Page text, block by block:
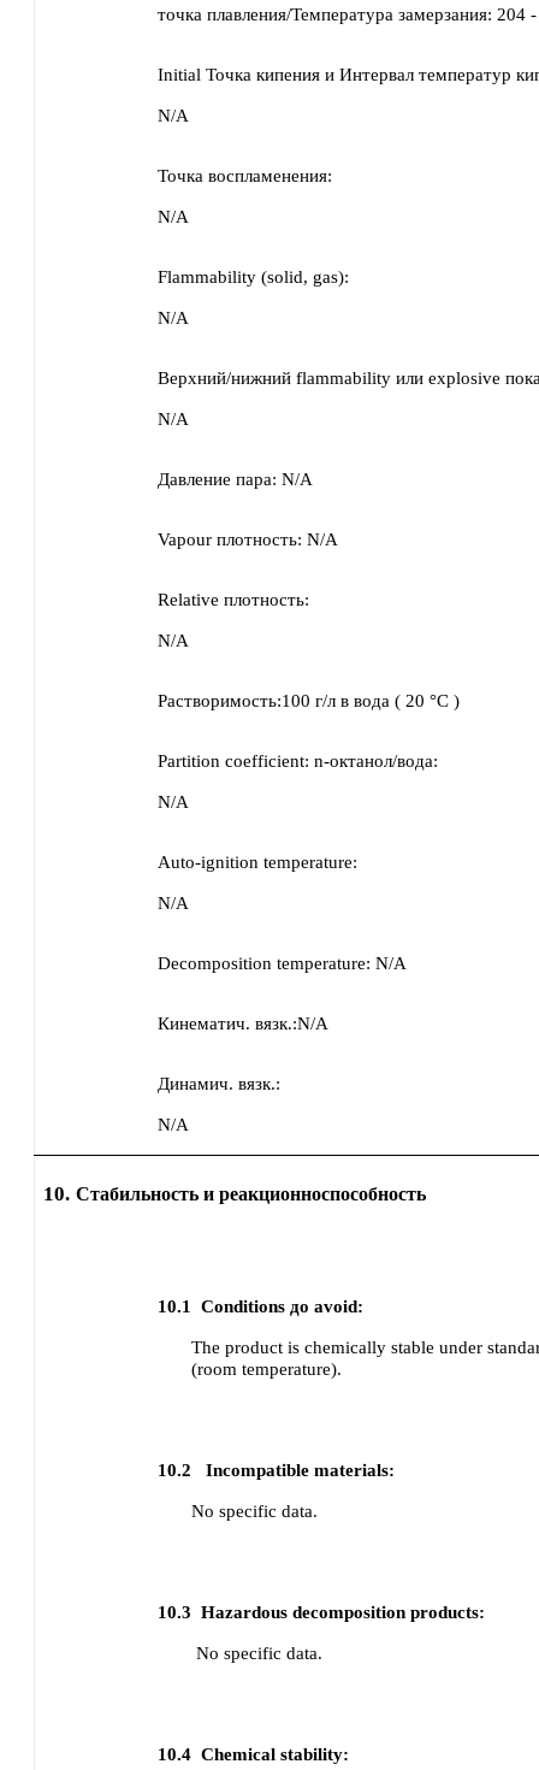
точка плавления/Температура замерзания: 204
Initial Точка кипения и Интервал температур
N/A
Точка воспламенения:
N/A
Flammability (solid, gas):
N/A
Верхний/нижний flammability или explosive
N/A
Давление пара: N/A
Vapour плотность: N/A
Relative плотность:
N/A
Растворимость:100 г/л в вода ( 20 °C )
Partition coefficient: n-октанол/вода:
N/A
Auto-ignition temperature:
N/A
Decomposition temperature: N/A
Кинематич. вязк.:N/A
Динамич. вязк.:
N/A
10. Стабильность и реакционноспособность
10.1 Conditions до avoid:
The product is chemically stable under
(room temperature).
10.2 Incompatible materials:
No specific data.
10.3 Hazardous decomposition products:
No specific data.
10.4 Chemical stability: